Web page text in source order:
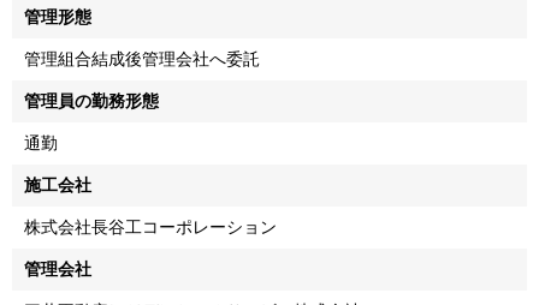
管理形態
管理組合結成後管理会社へ委託
管理員の勤務形態
通勤
施工会社
株式会社長谷工コーポレーション
管理会社